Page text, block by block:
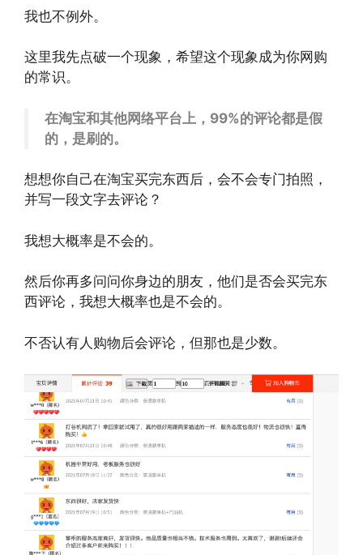
我也不例外。
这里我先点破一个现象，希望这个现象成为你网购
的常识。
在淘宝和其他网络平台上，99%的评论都是假
的，是刷的。
想想你自己在淘宝买完东西后，会不会专门拍照，
并写一段文字去评论？
我想大概率是不会的。
然后你再多问问你身边的朋友，他们是否会买完东
西评论，我想大概率也是不会的。
不否认有人购物后会评论，但那也是少数。